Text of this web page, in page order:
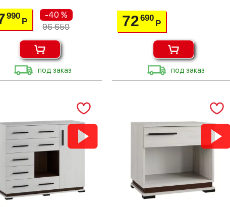
990
Р
-40 %
96 650
под заказ
72690
Р
под заказ